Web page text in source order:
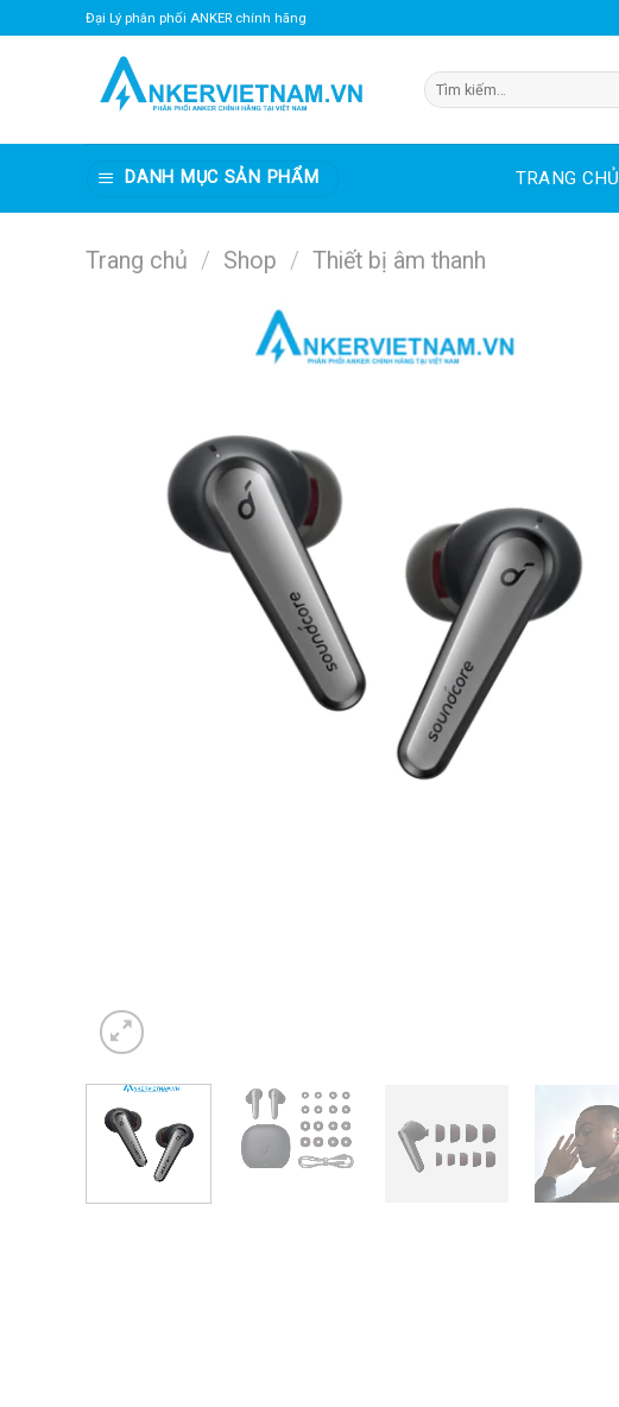
qua
Đại Lý phân phối ANKER chính hãng
Tìm
kiếm:
DANH MỤC SẢN PHẨM TRANG CHỦ
Trang chủ / Shop / Thiết bị âm thanh